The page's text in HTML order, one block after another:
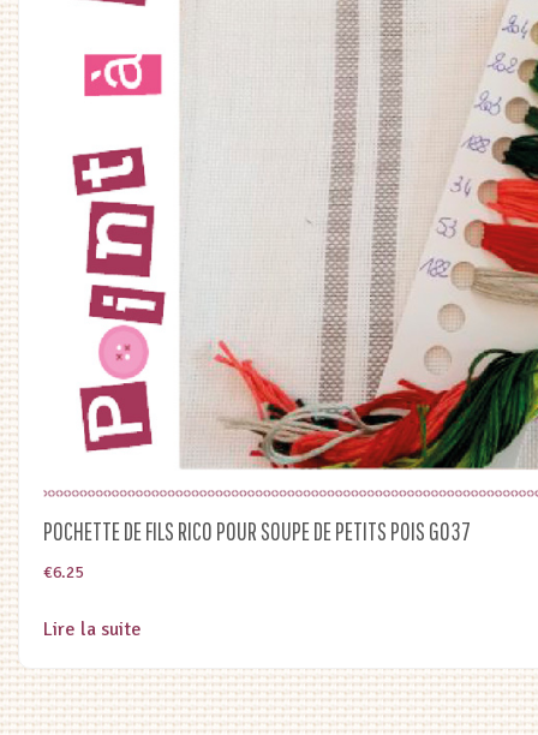
POCHETTE DE FILS RICO POUR SOUPE DE PETITS POIS G037
€6.25
Lire la suite